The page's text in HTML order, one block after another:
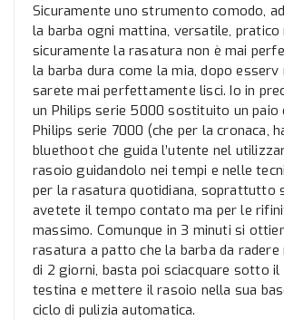
Sicuramente uno strumento comodo,
la barba ogni mattina, versatile, pratico
sicuramente la rasatura non è mai
la barba dura come la mia, dopo
sarete mai perfettamente lisci. Io in
un Philips serie 5000 sostituito un paio
Philips serie 7000 (che per la cronaca,
bluethoot che guida l’utente nel
rasoio guidandolo nei tempi e nelle
per la rasatura quotidiana, soprattutto
avetete il tempo contato ma per le
massimo. Comunque in 3 minuti si
rasatura a patto che la barba da radere
di 2 giorni, basta poi sciacquare sotto
testina e mettere il rasoio nella sua
ciclo di pulizia automatica.